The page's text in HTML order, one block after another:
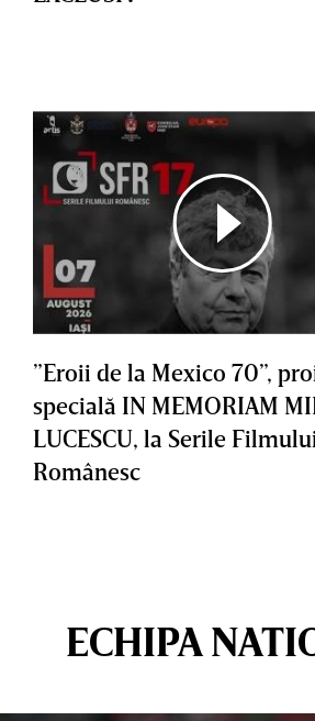
”Eroii de la Mexico 70”,
specială IN MEMORIAM
LUCESCU, la Serile
Românesc
ECHIPA